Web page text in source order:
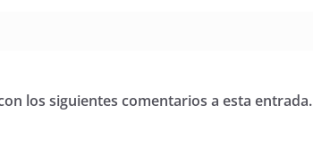
los siguientes comentarios a esta entrada.